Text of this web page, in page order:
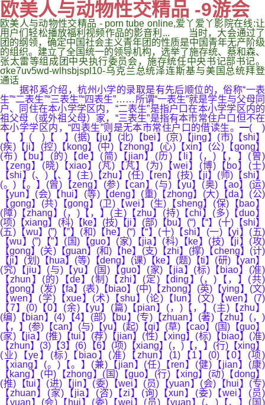
欧美人与动物性交精品 -9游会
欧美人与动物性交精品 - porn tube online,爱丫爱丫影院在线:让
用户们轻松播放福利视频作品的影音利... 当时，大会通过了
团的纲领，确定中国社会主义青年团的性质是中国青年无产阶级
的组织。建立了全国统一的领导机构，选举了施存统、蔡和森、
张太雷等组成团中央执行委员会，施存统任中央书记部书记。
σke7uv5wd-wlhsbjspl10-乌克兰总统泽连斯基与美国总统拜登
通话
据祁奚介绍，杭州小学的录取是有先后顺位的，俗称“一表
生”“二表生”“三表生”“四表生”……所谓“一表生”就是学生与父母同
户、同住在本小学学区内，“二表生”是指户口在本小学学区内的
祖父母（或外祖父母）家，“三表生”是指有本市常住户口但不在
本小学学区内，“四表生”则是无本市常住户口的借读生。━( )
【 】( )【 】(据)【ju】(北)【bei】(京)【jing】(市)【shi】
(疾)【ji】(控)【kong】(中)【zhong】(心)【xin】(公)【gong】
(布)【bu】(的)【de】(简)【jian】(历)【li】(，)【，】(曾)
【zeng】(晓)【xiao】(芃)【芃】(为)【wei】(博)【bo】(士)
【shi】(、)【、】(主)【zhu】(任)【ren】(技)【ji】(师)【shi】
(。)【。】(曾)【zeng】(参)【can】(与)【yu】(奥)【ao】(运)
【yun】(会)【hui】(等)【deng】(重)【zhong】(大)【da】(公)
【gong】(共)【gong】(卫)【wei】(生)【sheng】(保)【bao】
(障)【zhang】(，)【，】(主)【zhu】(持)【chi】(多)【duo】
(项)【xiang】(科)【ke】(技)【ji】(部)【bu】(“)【“】(十)【shi】
(五)【wu】(”)【”】(和)【he】(“)【“】(十)【shi】(一)【yi】(五)
【wu】(”)【”】(国)【guo】(家)【jia】(科)【ke】(技)【ji】(攻)
【gong】(关)【guan】(和)【he】(支)【zhi】(撑)【cheng】(计)
【ji】(划)【hua】(等)【deng】(课)【ke】(题)【ti】(研)【yan】
(究)【jiu】(与)【yu】(国)【guo】(家)【jia】(标)【biao】(准)
【zhun】(的)【de】(制)【zhi】(定)【ding】(，)【，】(共)
【gong】(发)【fa】(表)【biao】(中)【zhong】(英)【ying】(文)
【wen】(学)【xue】(术)【shu】(论)【lun】(文)【wen】(7)
【7】(0)【0】(余)【yu】(篇)【pian】(，)【，】(主)【zhu】
(编)【bian】(4)【4】(部)【bu】(专)【zhuan】(著)【zhu】(，)
【，】(参)【can】(与)【yu】(起)【qi】(草)【cao】(国)【guo】
(家)【jia】(推)【tui】(荐)【jian】(性)【xing】(标)【biao】(准)
【zhun】(3)【3】(6)【6】(项)【xiang】(，)【，】(行)【xing】
(业)【ye】(标)【biao】(准)【zhun】(1)【1】(0)【0】(项)
【xiang】(。)【。】(兼)【jian】(任)【ren】(健)【jian】(康)
【kang】(中)【zhong】(国)【guo】(行)【xing】(动)【dong】
(推)【tui】(进)【jin】(委)【wei】(员)【yuan】(会)【hui】(专)
【zhuan】(家)【jia】(咨)【zi】(询)【xun】(委)【wei】(员)
【yuan】(会)【hui】(委)【wei】(员)【yuan】(、)【、】(国)